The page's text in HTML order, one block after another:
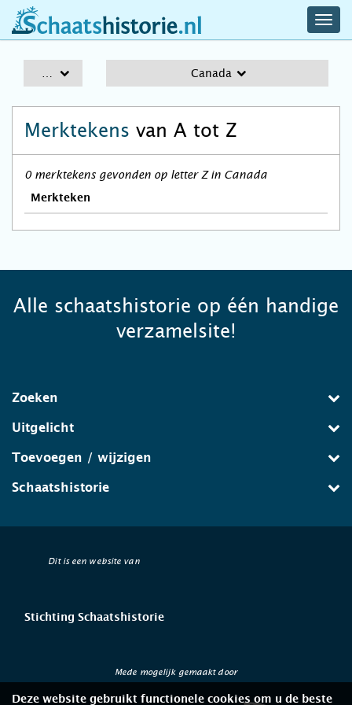
schaatshistorie.nl
Canada
Merktekens van A tot Z
0 merktekens gevonden op letter Z in Canada
Merkteken
Alle schaatshistorie op één handige
verzamelsite!
Zoeken
Uitgelicht
Toevoegen / wijzigen
Schaatshistorie
Dit is een website van
Stichting Schaatshistorie
Mede mogelijk gemaakt door
Deze website gebruikt functionele cookies om u de beste